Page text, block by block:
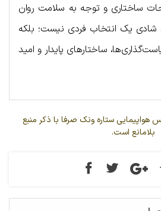
ساختاری و توجه به سلامت روان
شادی یک انتخاب فردی نیست؛ بلکه
ساختارهای پایدار و امید
هواپیمایی ستاره ونک صرفا با ذکر منبع
بلامانع است.